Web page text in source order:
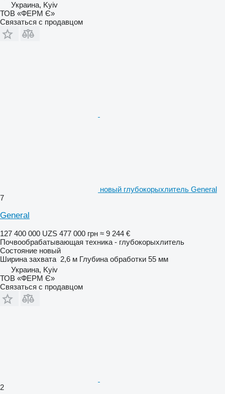
Украина, Kyiv
ТОВ «ФЕРМ Є»
Связаться с продавцом
новый глубокорыхлитель General
7
General
127 400 000 UZS 477 000 грн ≈ 9 244 €
Почвообрабатывающая техника - глубокорыхлитель
Состояние новый
Ширина захвата 2,6 м Глубина обработки 55 мм
Украина, Kyiv
ТОВ «ФЕРМ Є»
Связаться с продавцом
2